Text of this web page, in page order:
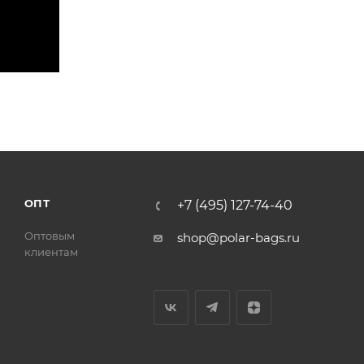
ОПТ
Оптовым
клиентам
+7 (495) 127-74-40
shop@polar-bags.ru